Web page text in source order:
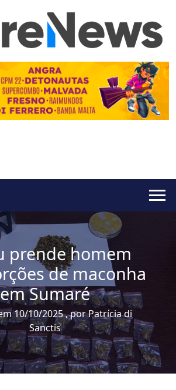
prende homem
de maconha
em Sumaré
10/10/2025 , por Patrícia di
Sanctis